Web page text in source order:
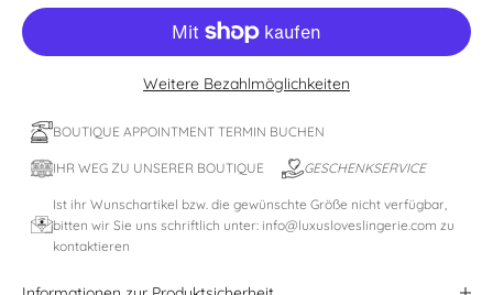
Weitere Bezahlmöglichkeiten
BOUTIQUE APPOINTMENT TERMIN BUCHEN
IHR WEG ZU UNSERER BOUTIQUE GESCHENKSERVICE
Ist ihr Wunschartikel bzw. die gewünschte Größe nicht verfügbar,
bitten wir Sie uns schriftlich unter: info@luxusloveslingerie.com zu
kontaktieren